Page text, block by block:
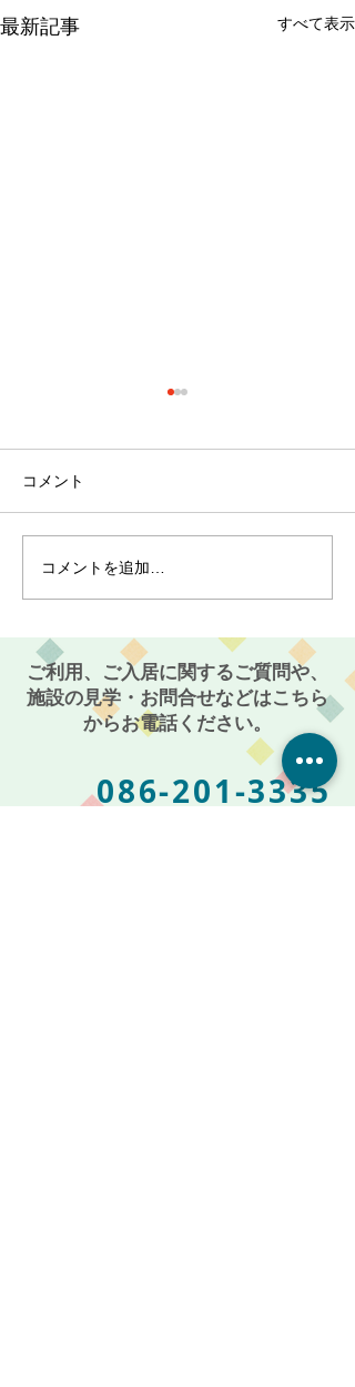
最新記事 すべて表示
最近のブーム〜小規模多
機能ホーム麻姑の小町伊
コメント
コメントを追加…
ご利用、ご入居に関するご質問や、
施設の見学・お問合せなどはこちら
からお電話ください。
086-201-3335